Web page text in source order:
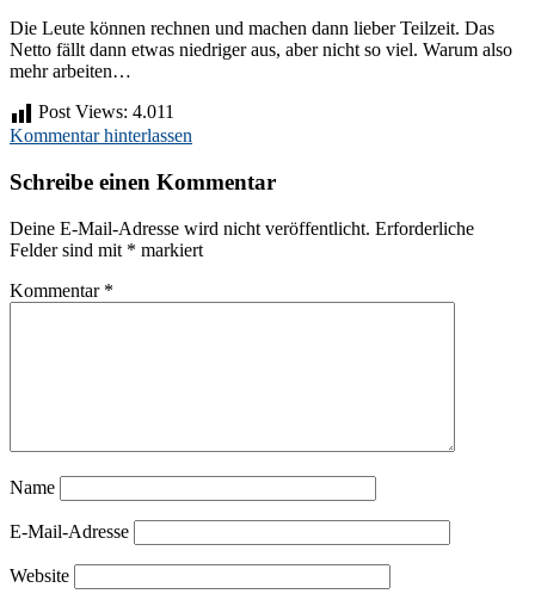
Die Leute können rechnen und machen dann lieber Teilzeit. Das
Netto fällt dann etwas niedriger aus, aber nicht so viel. Warum also
mehr arbeiten…
Post Views: 4.011
Kommentar hinterlassen
Schreibe einen Kommentar
Deine E-Mail-Adresse wird nicht veröffentlicht. Erforderliche
Felder sind mit * markiert
Kommentar *
Name
E-Mail-Adresse
Website